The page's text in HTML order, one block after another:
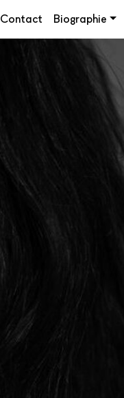
Contact Biographie